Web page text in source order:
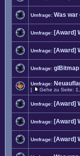
Umfrage: Was war
Umfrage: [Award]
Umfrage: [Award]
Umfrage: glBitmap
Umfrage:
[ Gehe zu Seite: 1
Umfrage: [Award]
Umfrage: [Award]
Umfrage: [Award]